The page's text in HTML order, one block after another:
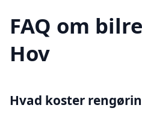
FAQ om
Hov
Hvad koster